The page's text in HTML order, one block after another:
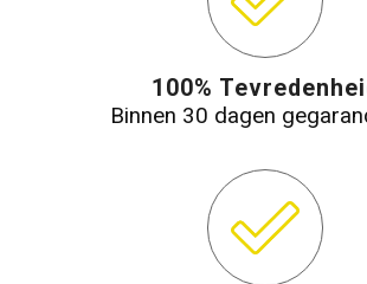
100%
Binnen 30 dagen